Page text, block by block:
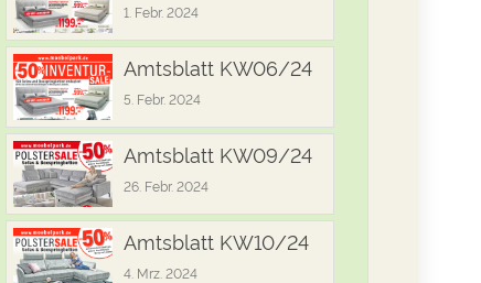
1. Febr. 2024
Amtsblatt KW06/24
5. Febr. 2024
Amtsblatt KW09/24
26. Febr. 2024
Amtsblatt KW10/24
4. Mrz. 2024